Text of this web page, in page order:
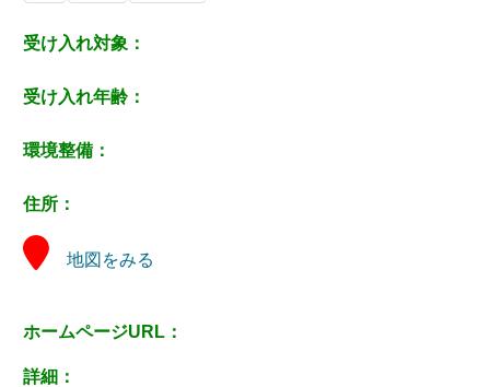
受け入れ対象：
受け入れ年齢：
環境整備：
住所：
地図をみる
ホームページURL：
詳細：